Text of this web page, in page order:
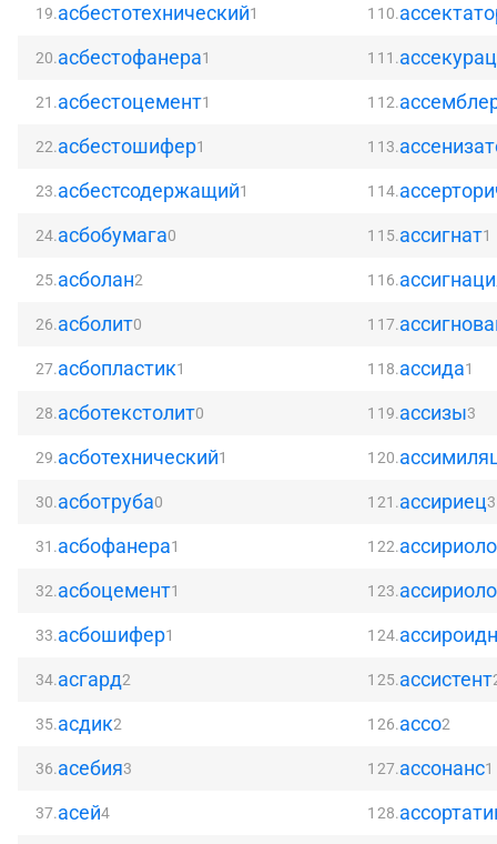
19.асбестотехнический1
20.асбестофанера1
21.асбестоцемент1
22.асбестошифер1
23.асбестсодержащий1
24.асбобумага0
25.асболан2
26.асболит0
27.асбопластик1
28.асботекстолит0
29.асботехнический1
30.асботруба0
31.асбофанера1
32.асбоцемент1
33.асбошифер1
34.асгард2
35.асдик2
36.асебия3
37.асей4
110.
111.
112.
113.
114.
115.ассигнат1
116.
117.
118.ассида1
119.ассизы3
120.
121.ассириец3
122.
123.
124.
125.ассистент
126.ассо2
127.ассонанс1
128.